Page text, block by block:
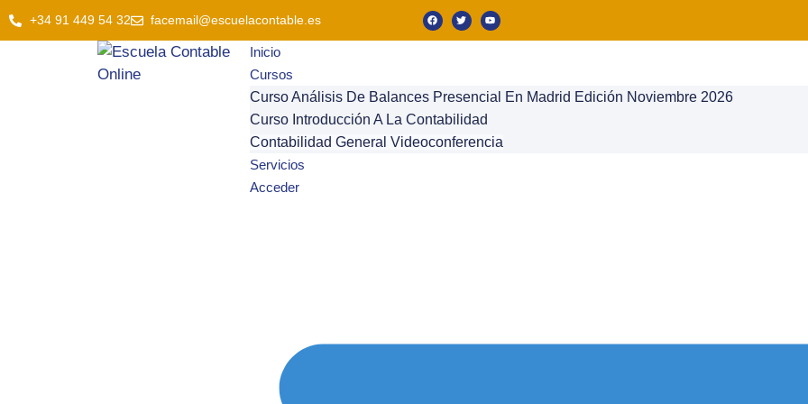
+34 91 449 54 32 facemail@escuelacontable.es
Inicio
Cursos
Curso Análisis De Balances Presencial En Madrid Edición Noviembre 2026
Curso Introducción A La Contabilidad
Contabilidad General Videoconferencia
Servicios
Acceder